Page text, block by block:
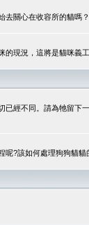
去關心在收容所的貓嗎？
的現況，這將是貓咪義
已經不同。請為牠留下
呢?該如何處理狗狗貓貓